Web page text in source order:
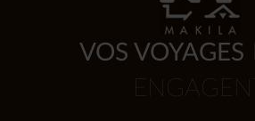
VOS VOYAGES
ENGAGENT